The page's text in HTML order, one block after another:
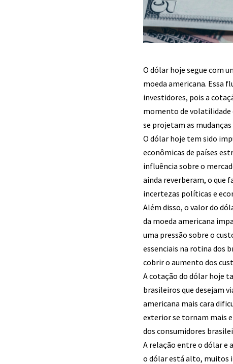
O dólar hoje segue com
moeda americana. Essa
investidores, pois a
momento de
se projetam as
O dólar hoje tem sido
econômicas de países
influência sobre o
ainda reverberam, o que
incertezas políticas e
Além disso, o valor do
da moeda americana
uma pressão sobre o
essenciais na rotina dos
cobrir o aumento dos
A cotação do dólar hoje
brasileiros que desejam
americana mais cara
exterior se tornam mais
dos consumidores
A relação entre o dólar e
o dólar está alto, muitos